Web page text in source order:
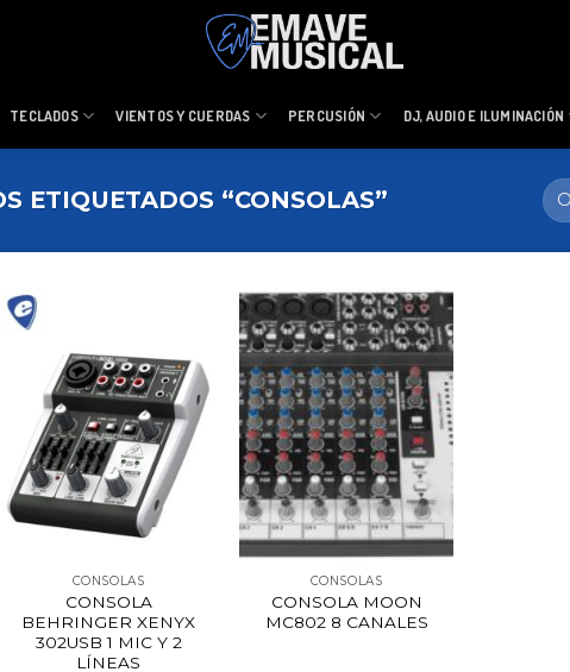
TECLADOS VIENTOS Y CUERDAS PERCUSIÓN DJ, AUDIO E ILUMINACIÓN
ETIQUETADOS “CONSOLAS”
CONSOLAS
CONSOLA
BEHRINGER XENYX
302USB 1 MIC Y 2
LÍNEAS
CONSOLAS
CONSOLA MOON
MC802 8 CANALES